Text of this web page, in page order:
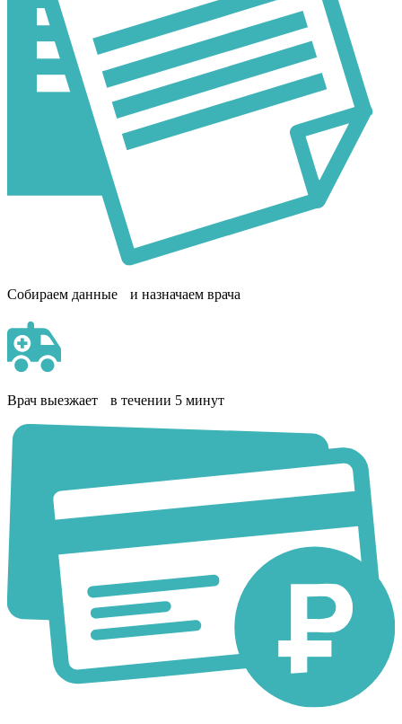
Собираем данные и назначаем врача
Врач выезжает в течении 5 минут